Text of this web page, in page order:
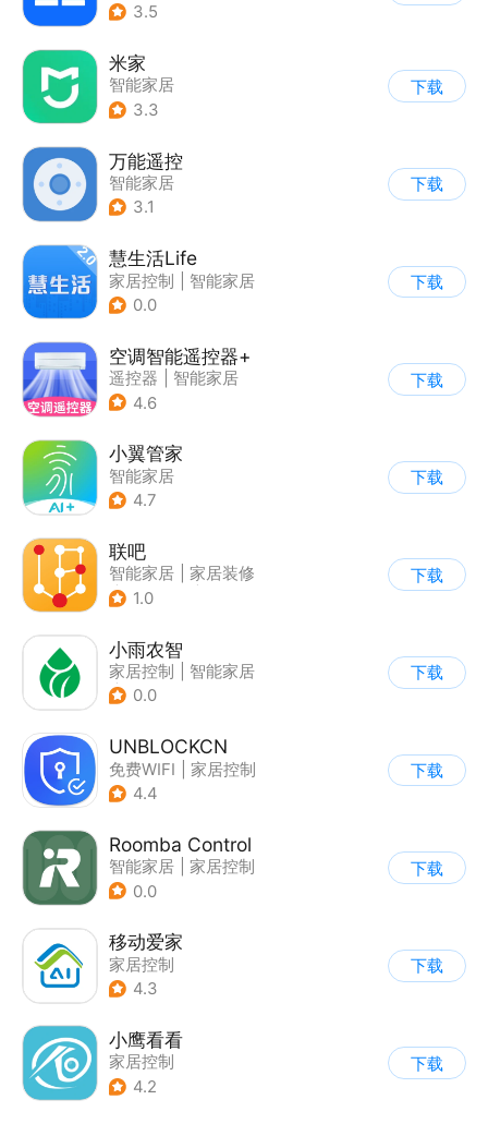
3.5
米家
智能家居
3.3
下载
万能遥控
智能家居
3.1
下载
慧生活Life
家居控制
智能家居
0.0
下载
空调智能遥控器+
遥控器
智能家居
4.6
下载
小翼管家
智能家居
4.7
下载
联吧
智能家居
家居装修
| 视频监控
1.0
下载
小雨农智
家居控制
智能家居
| 视频监控
0.0
下载
UNBLOCKCN
免费WIFI
家居控制
4.4
下载
Roomba Control
智能家居
家居控制
0.0
下载
移动爱家
家居控制
4.3
下载
小鹰看看
家居控制
4.2
下载